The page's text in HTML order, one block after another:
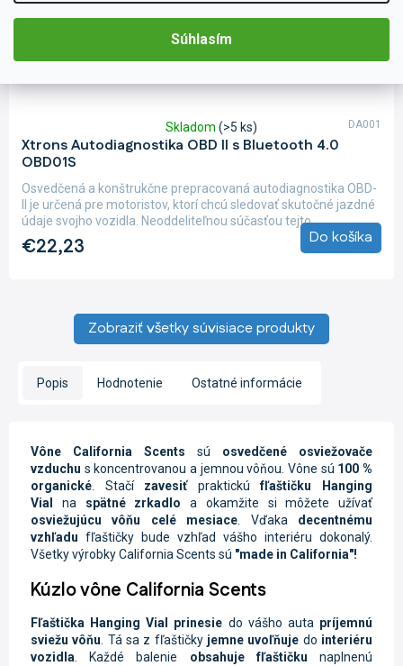
Súhlasím
Xtrons Autodiagnostika OBD II s Bluetooth 4.0
OBD01S
hodnotenie
produktu
je
5,0
z
hviezdičiek.
Skladom (>5 ks)
€22,23 Do košíka
Osvedčená a konštrukčne prepracovaná autodiagnostika OBD-
II je určená pre motoristov, ktorí chcú sledovať skutočné jazdné
údaje svojho vozidla. Neoddeliteľnou súčasťou tejto...
DA001
Zobraziť všetky súvisiace produkty
Popis Hodnotenie Ostatné informácie
Vône California Scents sú osvedčené osviežovače
vzduchu s koncentrovanou a jemnou vôňou. Vône sú 100 %
organické
Stačí zavesiťpraktickúfľaštičku Hanging
Vial na spätné zrkadlo a okamžite si môžete užívať
osviežujúcu vôňu celé mesiace . Vďaka decentnému
vzhľadu fľaštičky bude vzhľad vášho interiéru dokonalý.
Všetky výrobky California Scents sú "made in California"!
Kúzlo vône California Scents
Fľaštička Hanging Vial prinesie do vášho auta príjemnú
sviežu vôňu. Tá sa z fľaštičky jemne uvoľňuje do interiéru
vozidla. Každé balenie obsahuje fľaštičku naplnenú